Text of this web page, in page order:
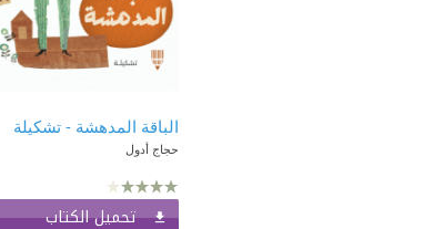
الباقة المدهشة - تشكيلة
حجاج أدول
تحميل الكتاب